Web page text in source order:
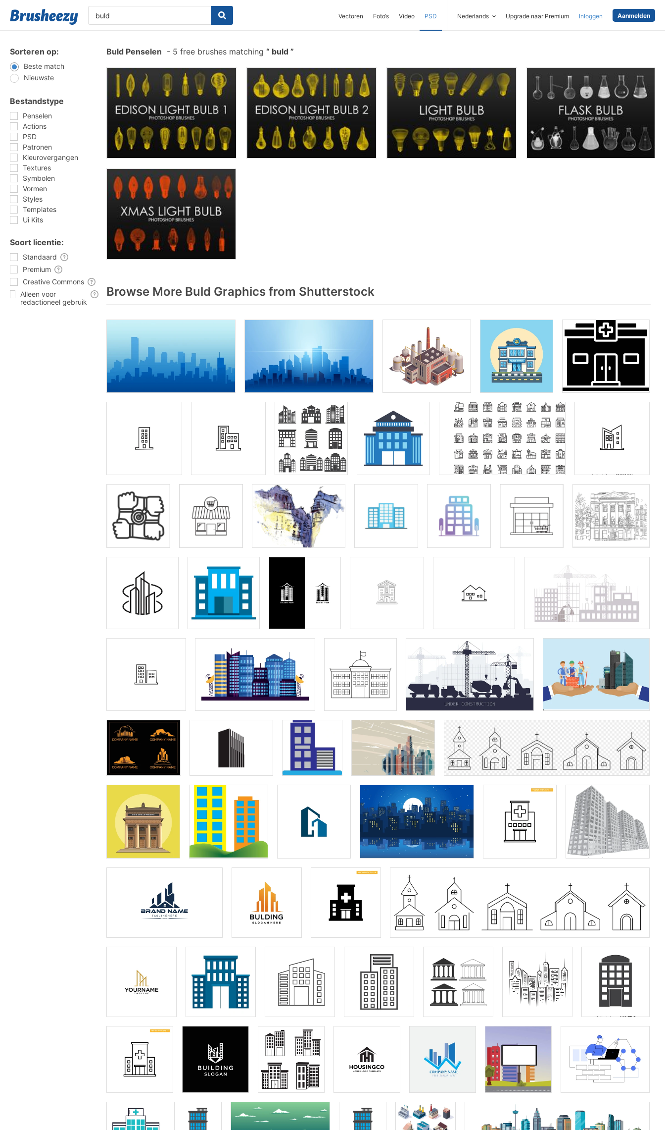
Vectoren Foto‘s Video PSD Nederlands Upgrade naar Premium Inloggen Aanmelden
Sorteren op:
Beste match
Nieuwste
Bestandstype
Penselen
Actions
PSD
Patronen
Kleurovergangen
Textures
Symbolen
Vormen
Styles
Templates
Ui Kits
Soort licentie:
Standaard
Premium
Creative Commons
Alleen voor
redactioneel gebruik
Buld Penselen - 5 free brushes matching buld
Browse More Buld Graphics from Shutterstock